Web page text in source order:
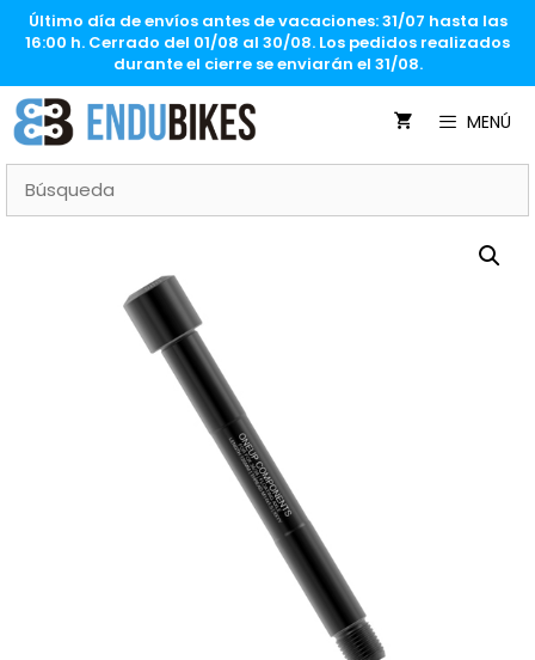
SaltarÚltimo día de envíos antes de vacaciones: 31/07 hasta las
16:00 h. Cerrado del 01/08 al 30/08. Los pedidos realizados
durante el cierre se enviarán el 31/08.
MENÚ